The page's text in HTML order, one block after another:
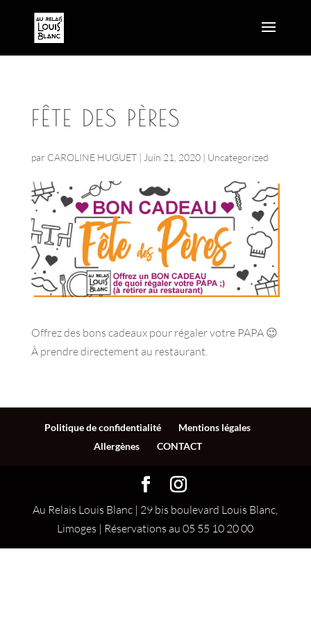
FÊTE DES PÈRES
par CAROLINE HUGUET| Juin 21, 2020| Uncategorized
Offrez des bons cadeaux pour régaler votre PAPA 😉
À prendre directement au restaurant.
Politique de confidentialité
Mentions légales
Allergènes
CONTACT
Au Relais Louis Blanc | 29 bis boulevard Louis Blanc,
Limoges | Réservations au 05 55 10 20 00